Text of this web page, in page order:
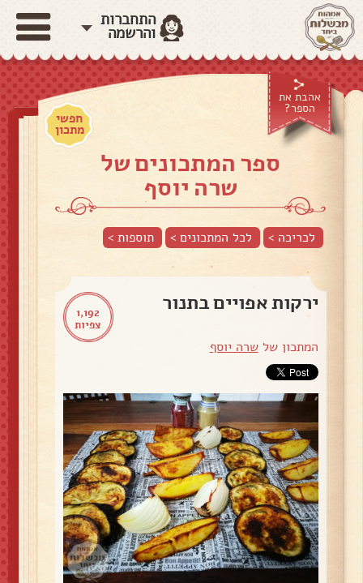
התחברות
והרשמה
אהבת את
הספר?
חפשי
מתכון
ספר המתכונים של
שרה יוסף
לכריכה > לכל המתכונים > תוספות>
1,192
צפיות
ירקות אפויים בתנור
המתכון שלשרה יוסף